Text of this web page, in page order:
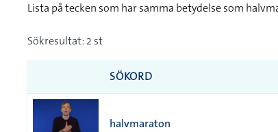
Lista på tecken som har samma betydelse som
Sökresultat: 2 st
SÖKORD
halvmaraton